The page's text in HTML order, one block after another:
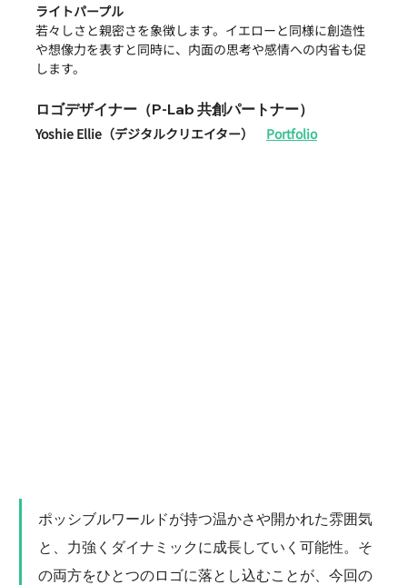
ライトパープル
若々しさと親密さを象徴します。イエローと同様に創造性
や想像力を表すと同時に、内面の思考や感情への内省も促
します。
ロゴデザイナー（P-Lab 共創パートナー）
Yoshie Ellie（デジタルクリエイター） Portfolio
ポッシブルワールドが持つ温かさや開かれた雰囲気
と、力強くダイナミックに成長していく可能性。そ
の両方をひとつのロゴに落とし込むことが、今回の